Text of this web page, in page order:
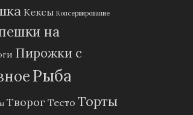
Кексы Консервирование
на
Пирожки с
Рыба
Творог Тесто Торты